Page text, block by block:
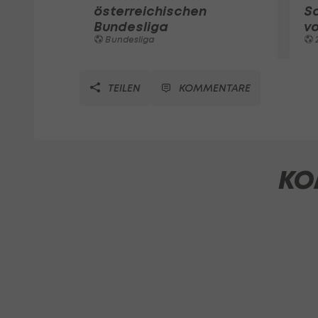
österreichischen
Bundesliga
Bundesliga
TEILEN KOMMENTARE